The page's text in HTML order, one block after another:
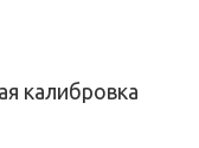
калибровка